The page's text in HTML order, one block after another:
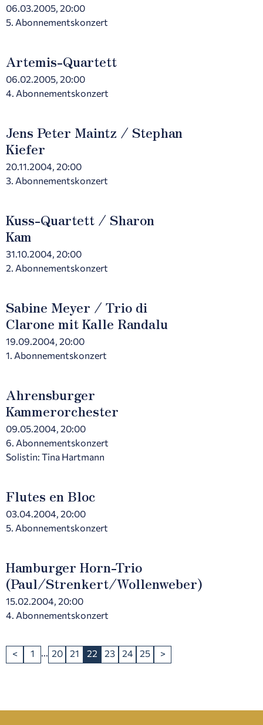
06.03.2005, 20:00
5. Abonnementskonzert
Artemis-Quartett
06.02.2005, 20:00
4. Abonnementskonzert
Jens Peter Maintz / Stephan
Kiefer
20.11.2004, 20:00
3. Abonnementskonzert
Kuss-Quartett / Sharon
Kam
31.10.2004, 20:00
2. Abonnementskonzert
Sabine Meyer / Trio di
Clarone mit Kalle Randalu
19.09.2004, 20:00
1. Abonnementskonzert
Ahrensburger
Kammerorchester
09.05.2004, 20:00
6. Abonnementskonzert
Solistin: Tina Hartmann
Flutes en Bloc
03.04.2004, 20:00
5. Abonnementskonzert
Hamburger Horn-Trio
(Paul/Strenkert/Wollenweber)
15.02.2004, 20:00
4. Abonnementskonzert
< 1 ... 20 21 22 23 24 25 >